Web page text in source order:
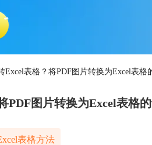
Excel表格？将PDF图片转换为Excel表格
PDF图片转换为Excel表格
表格方法